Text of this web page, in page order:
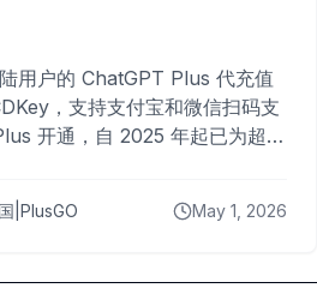
用户的 ChatGPT Plus 代充值
，支持支付宝和微信扫码支
开通，自 2025 年起已为超过
|PlusGO May 1, 2026